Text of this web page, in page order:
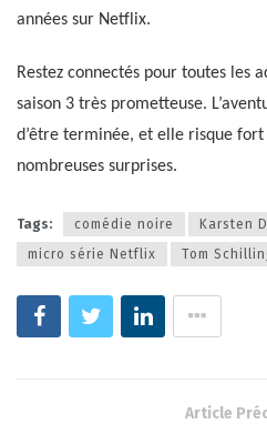
années sur Netflix.
Restez connectés pour toutes les
saison 3 très prometteuse.
d’être terminée, et elle risque
nombreuses surprises.
Tags: comédie noire Karsten
micro série Netflix
Tom
Article